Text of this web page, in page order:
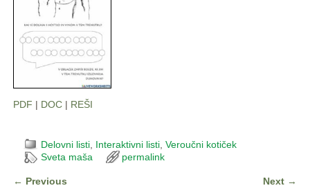
PDF | DOC| REŠI
Delovni listi, Interaktivni listi, Veroučni kotiček
Sveta maša
permalink
← Previous Next →